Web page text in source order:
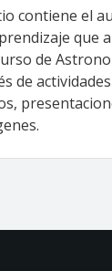
contiene el
que
de
de